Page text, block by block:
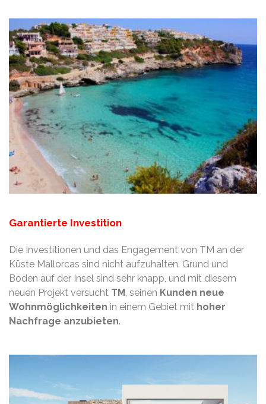
Garantierte Investition
Die Investitionen und das Engagement von TM an der
Küste Mallorcas sind nicht aufzuhalten. Grund und
Boden auf der Insel sind sehr knapp, und mit diesem
neuen Projekt versucht TM , seinen Kunden neue
Wohnmöglichkeiten in einem Gebiet mit hoher
Nachfrage anzubieten.